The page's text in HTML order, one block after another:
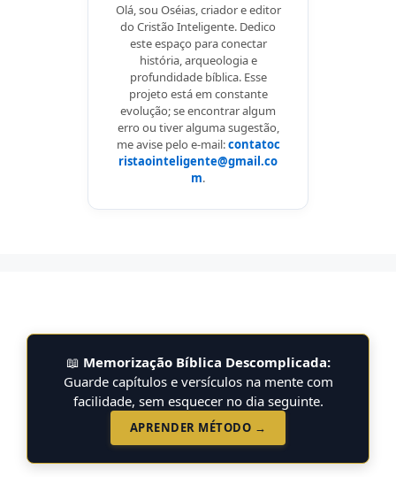
Olá, sou Oséias, criador e editor
do Cristão Inteligente. Dedico
este espaço para conectar
história, arqueologia e
profundidade bíblica. Esse
projeto está em constante
evolução; se encontrar algum
erro ou tiver alguma sugestão,
me avise pelo e-mail:contatoc
ristaointeligente@gmail.co
m.
📖 Memorização Bíblica Descomplicada:
Guarde capítulos e versículos na mente com
facilidade, sem esquecer no dia seguinte.
APRENDER MÉTODO →